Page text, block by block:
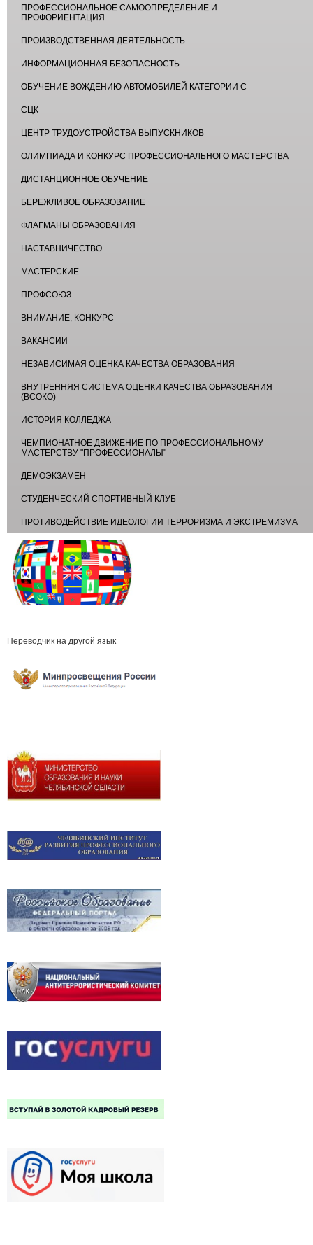
ПРОФЕССИОНАЛЬНОЕ САМООПРЕДЕЛЕНИЕ И
ПРОФОРИЕНТАЦИЯ
ПРОИЗВОДСТВЕННАЯ ДЕЯТЕЛЬНОСТЬ
ИНФОРМАЦИОННАЯ БЕЗОПАСНОСТЬ
ОБУЧЕНИЕ ВОЖДЕНИЮ АВТОМОБИЛЕЙ КАТЕГОРИИ С
СЦК
ЦЕНТР ТРУДОУСТРОЙСТВА ВЫПУСКНИКОВ
ОЛИМПИАДА И КОНКУРС ПРОФЕССИОНАЛЬНОГО МАСТЕРСТВА
ДИСТАНЦИОННОЕ ОБУЧЕНИЕ
БЕРЕЖЛИВОЕ ОБРАЗОВАНИЕ
ФЛАГМАНЫ ОБРАЗОВАНИЯ
НАСТАВНИЧЕСТВО
МАСТЕРСКИЕ
ПРОФСОЮЗ
ВНИМАНИЕ, КОНКУРС
ВАКАНСИИ
НЕЗАВИСИМАЯ ОЦЕНКА КАЧЕСТВА ОБРАЗОВАНИЯ
ВНУТРЕННЯЯ СИСТЕМА ОЦЕНКИ КАЧЕСТВА ОБРАЗОВАНИЯ
(ВСОКО)
ИСТОРИЯ КОЛЛЕДЖА
ЧЕМПИОНАТНОЕ ДВИЖЕНИЕ ПО ПРОФЕССИОНАЛЬНОМУ
МАСТЕРСТВУ "ПРОФЕССИОНАЛЫ"
ДЕМОЭКЗАМЕН
СТУДЕНЧЕСКИЙ СПОРТИВНЫЙ КЛУБ
ПРОТИВОДЕЙСТВИЕ ИДЕОЛОГИИ ТЕРРОРИЗМА И ЭКСТРЕМИЗМА
Переводчик на другой язык